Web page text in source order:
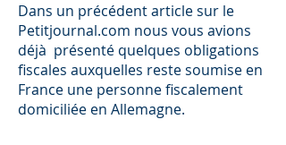
Dans un précédent article sur le
Petitjournal.com nous vous avions
déjà présenté quelques obligations
fiscales auxquelles reste soumise en
France une personne fiscalement
domiciliée en Allemagne.